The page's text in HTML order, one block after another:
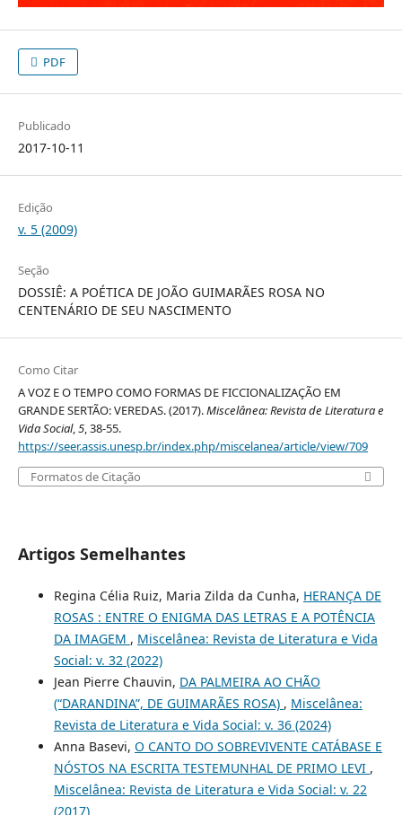
PDF
Publicado
2017-10-11
Edição
v. 5 (2009)
Seção
DOSSIÊ: A POÉTICA DE JOÃO GUIMARÃES ROSA NO
CENTENÁRIO DE SEU NASCIMENTO
Como Citar
A VOZ E O TEMPO COMO FORMAS DE FICCIONALIZAÇÃO EM
GRANDE SERTÃO: VEREDAS. (2017).Miscelânea: Revista de Literatura e
Vida Social,5, 38-55.
https://seer.assis.unesp.br/index.php/miscelanea/article/view/709
Formatos de Citação
Artigos Semelhantes
Regina Célia Ruiz, Maria Zilda da Cunha, HERANÇA DE
ROSAS : ENTRE O ENIGMA DAS LETRAS E A POTÊNCIA
DA IMAGEM , Miscelânea: Revista de Literatura e Vida
Social: v. 32 (2022)
Jean Pierre Chauvin, DA PALMEIRA AO CHÃO
(“DARANDINA”, DE GUIMARÃES ROSA) , Miscelânea:
Revista de Literatura e Vida Social: v. 36 (2024)
Anna Basevi, O CANTO DO SOBREVIVENTE CATÁBASE E
NÓSTOS NA ESCRITA TESTEMUNHAL DE PRIMO LEVI ,
Miscelânea: Revista de Literatura e Vida Social: v. 22
(2017)